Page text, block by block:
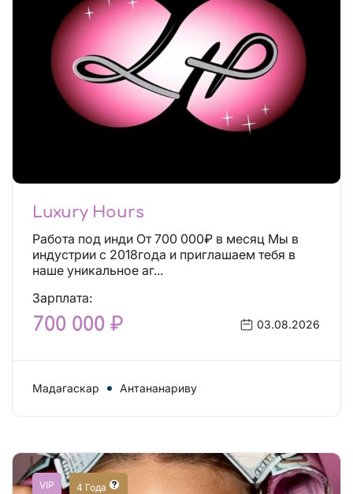
Luxury Hours
Работа под инди От 700 000₽ в месяц Мы в
индустрии с 2018года и приглашаем тебя в
наше уникальное аг...
Зарплата:
700 000 ₽ 03.08.2026
Мадагаскар Антананариву
VIP 4 Года